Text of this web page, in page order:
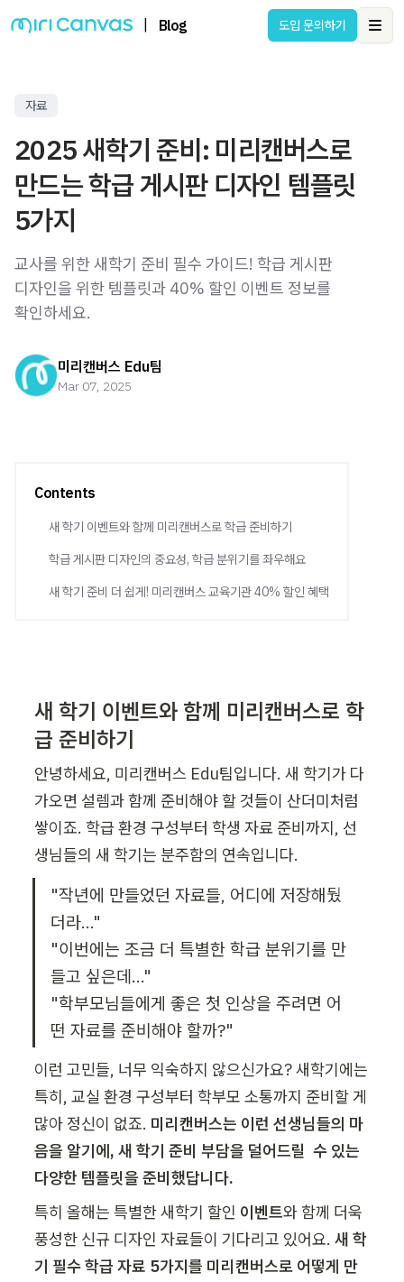
Blog 도입 문의하기
자료
2025 새학기 준비: 미리캔버스로
만드는 학급 게시판 디자인 템플릿
5가지
교사를 위한 새학기 준비 필수 가이드! 학급 게시판
디자인을 위한 템플릿과 40% 할인 이벤트 정보를
확인하세요.
미리캔버스 Edu팀
Mar 07, 2025
Contents
새 학기 이벤트와 함께 미리캔버스로 학급 준비하기
학급 게시판 디자인의 중요성, 학급 분위기를 좌우해요
새 학기 준비 더 쉽게! 미리캔버스 교육기관 40% 할인 혜택
새 학기 이벤트와 함께 미리캔버스로 학
급 준비하기
안녕하세요, 미리캔버스 Edu팀입니다. 새 학기가 다
가오면 설렘과 함께 준비해야 할 것들이 산더미처럼
쌓이죠. 학급 환경 구성부터 학생 자료 준비까지, 선
생님들의 새 학기는 분주함의 연속입니다.
"작년에 만들었던 자료들, 어디에 저장해뒀
더라..."
"이번에는 조금 더 특별한 학급 분위기를 만
들고 싶은데..."
"학부모님들에게 좋은 첫 인상을 주려면 어
떤 자료를 준비해야 할까?"
이런 고민들, 너무 익숙하지 않으신가요? 새학기에는
특히, 교실 환경 구성부터 학부모 소통까지 준비할 게
많아 정신이 없죠. 미리캔버스는 이런 선생님들의 마
음을 알기에, 새 학기 준비 부담을 덜어드릴  수 있는
다양한 템플릿을 준비했답니다.
특히 올해는 특별한 새학기 할인 이벤트와 함께 더욱
풍성한 신규 디자인 자료들이 기다리고 있어요. 새 학
기 필수 학급 자료 5가지를 미리캔버스로 어떻게 만